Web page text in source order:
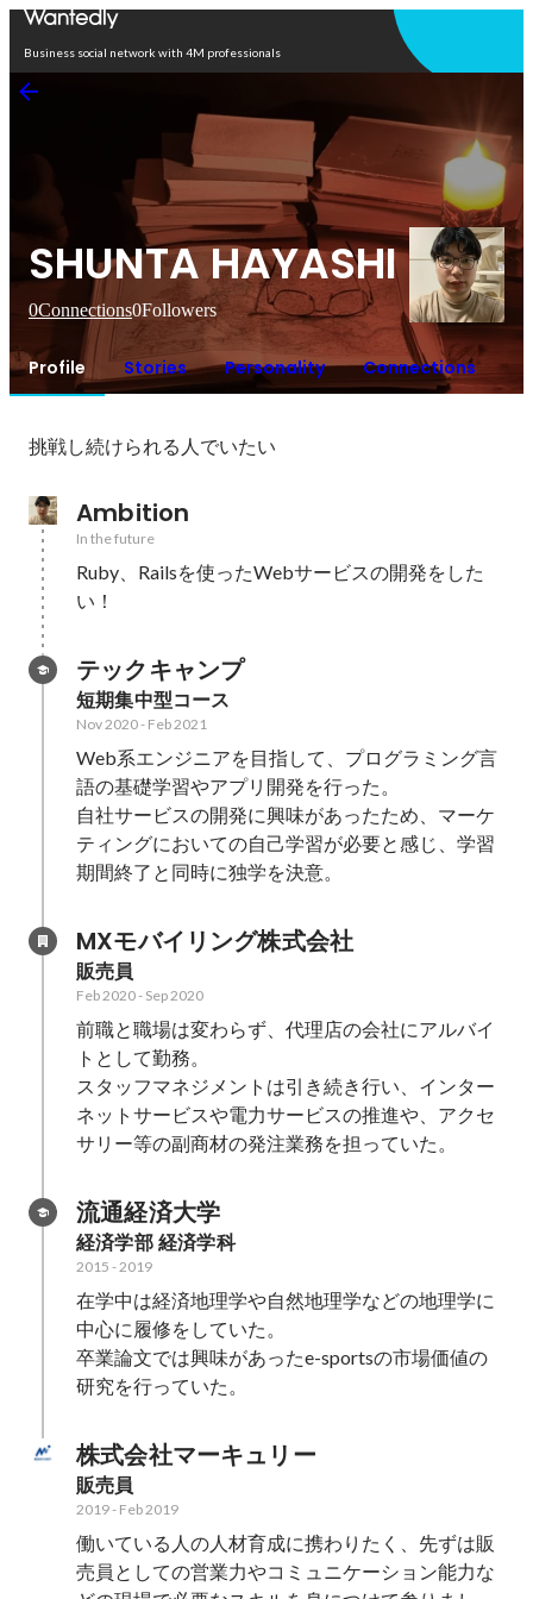
Business social network with 4M professionals
SHUNTA HAYASHI
0Connections0Followers
Profile Stories Personality Connections
挑戦し続けられる人でいたい
Ambition
In the future
Ruby、Railsを使ったWebサービスの開発をした
い！
テックキャンプ
短期集中型コース
Nov 2020- Feb 2021
Web系エンジニアを目指して、プログラミング言
語の基礎学習やアプリ開発を行った。
自社サービスの開発に興味があったため、マーケ
ティングにおいての自己学習が必要と感じ、学習
期間終了と同時に独学を決意。
MXモバイリング株式会社
販売員
Feb 2020- Sep 2020
前職と職場は変わらず、代理店の会社にアルバイ
トとして勤務。
スタッフマネジメントは引き続き行い、インター
ネットサービスや電力サービスの推進や、アクセ
サリー等の副商材の発注業務を担っていた。
流通経済大学
経済学部 経済学科
2015 -2019
在学中は経済地理学や自然地理学などの地理学に
中心に履修をしていた。
卒業論文では興味があったe-sportsの市場価値の
株式会社マーキュリー
販売員
2019- Feb 2019
働いている人の人材育成に携わりたく、先ずは販
売員としての営業力やコミュニケーション能力な